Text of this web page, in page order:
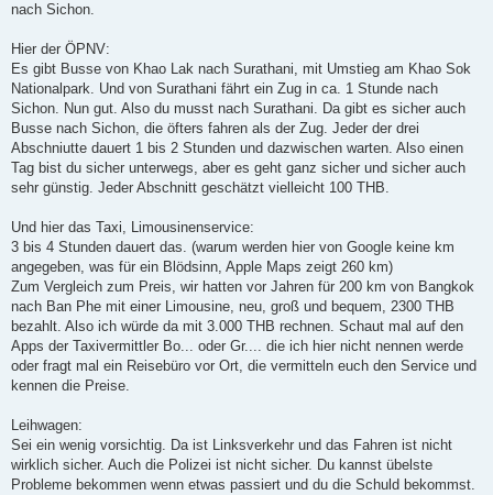
nach Sichon.
Hier der ÖPNV:
Es gibt Busse von Khao Lak nach Surathani, mit Umstieg am Khao Sok
Nationalpark. Und von Surathani fährt ein Zug in ca. 1 Stunde nach
Sichon. Nun gut. Also du musst nach Surathani. Da gibt es sicher auch
Busse nach Sichon, die öfters fahren als der Zug. Jeder der drei
Abschniutte dauert 1 bis 2 Stunden und dazwischen warten. Also einen
Tag bist du sicher unterwegs, aber es geht ganz sicher und sicher auch
sehr günstig. Jeder Abschnitt geschätzt vielleicht 100 THB.
Und hier das Taxi, Limousinenservice:
3 bis 4 Stunden dauert das. (warum werden hier von Google keine km
angegeben, was für ein Blödsinn, Apple Maps zeigt 260 km)
Zum Vergleich zum Preis, wir hatten vor Jahren für 200 km von Bangkok
nach Ban Phe mit einer Limousine, neu, groß und bequem, 2300 THB
bezahlt. Also ich würde da mit 3.000 THB rechnen. Schaut mal auf den
Apps der Taxivermittler Bo... oder Gr.... die ich hier nicht nennen werde
oder fragt mal ein Reisebüro vor Ort, die vermitteln euch den Service und
kennen die Preise.
Leihwagen:
Sei ein wenig vorsichtig. Da ist Linksverkehr und das Fahren ist nicht
wirklich sicher. Auch die Polizei ist nicht sicher. Du kannst übelste
Probleme bekommen wenn etwas passiert und du die Schuld bekommst.